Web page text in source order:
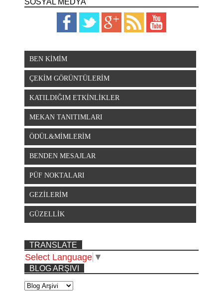
BEN KİMİM
ÇEKİM GÖRÜNTÜLERİM
KATILDIĞIM ETKİNLİKLER
MEKAN TANITIMLARI
ÖDÜL&MİMLERİM
BENDEN MESAJLAR
PÜF NOKTALARI
GEZİLERİM
GÜZELLİK
TRANSLATE
Select Language ▼
BLOG ARŞIVI